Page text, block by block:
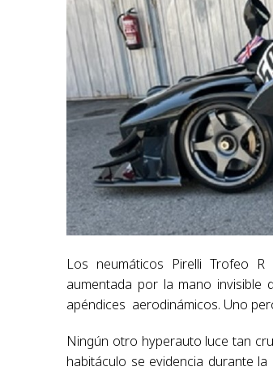
Los neumáticos Pirelli Trofeo
aumentada por la mano invisible
apéndices aerodinámicos. Uno
Ningún otro hyperauto luce tan
habitáculo se evidencia durante